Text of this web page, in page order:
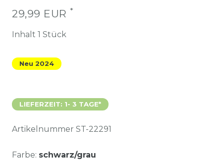
29,99 EUR *
Inhalt 1 Stück
Neu 2024
LIEFERZEIT: 1- 3 TAGE*
Artikelnummer ST-22291
Farbe: schwarz/grau